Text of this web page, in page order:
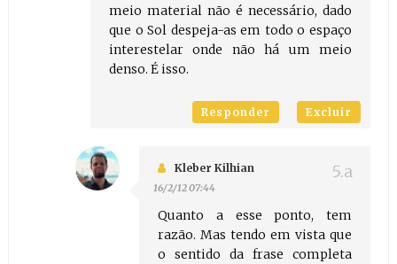
meio material não é necessário, dado
que o Sol despeja-as em todo o espaço
interestelar onde não há um meio
denso. É isso.
Responder Excluir
Kleber Kilhian
16/2/12 07:44
Quanto a esse ponto, tem
razão. Mas tendo em vista que
o sentido da frase completa